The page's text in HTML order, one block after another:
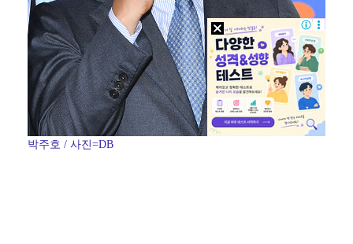
박주호 / 사진=DB